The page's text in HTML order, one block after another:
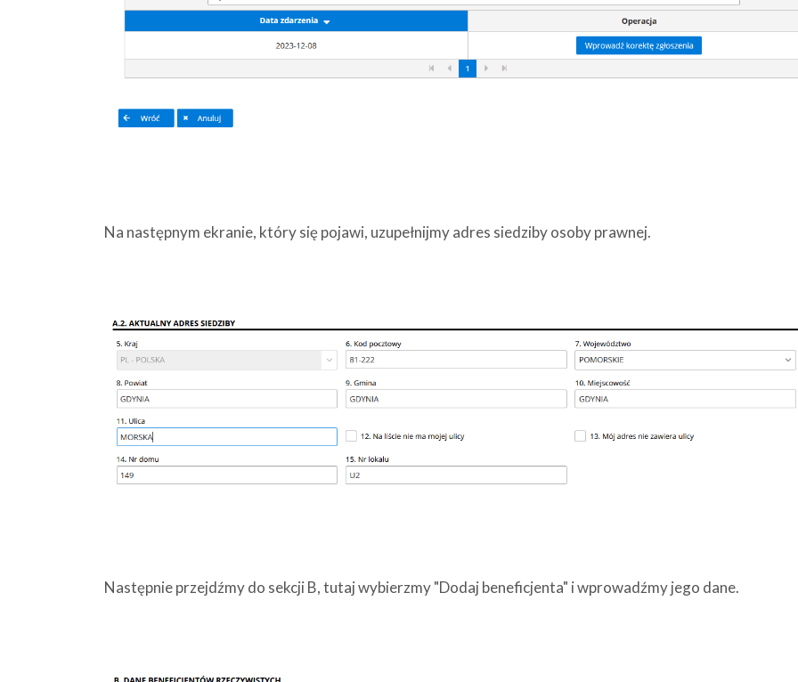
Na następnym ekranie, który się pojawi, uzupełnijmy adres siedziby osoby prawnej.
Następnie przejdźmy do sekcji B, tutaj wybierzmy "Dodaj beneficjenta" i wprowadźmy jego dane.